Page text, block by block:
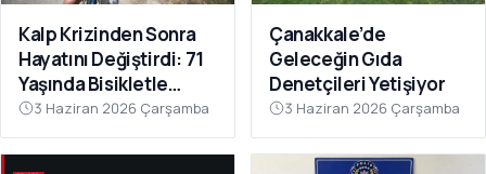
Kalp Krizinden Sonra
Hayatını Değiştirdi: 71
Yaşında Bisikletle
Sağlığına Kavuştu
3 Haziran 2026 Çarşamba
Çanakkale’de
Geleceğin Gıda
Denetçileri Yetişiyor
3 Haziran 2026 Çarşamba